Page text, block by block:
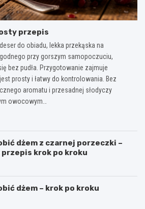
przepis
do obiadu, lekka przekąska na
przy gorszym samopoczuciu,
bez pudła. Przygotowanie zajmuje
prosty i łatwy do kontrolowania. Bez
aromatu i przesadnej słodyczy
owocowym…
dżem z czarnej porzeczki –
krok po kroku
dżem – krok po kroku